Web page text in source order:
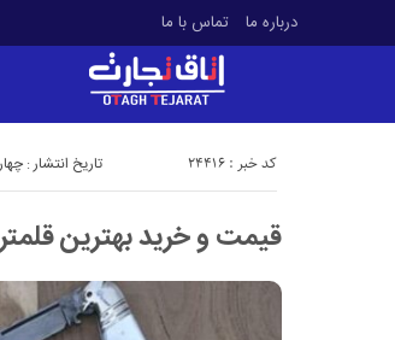
درباره ما تماس با ما
تاریخ انتشار : چهارشنبه 29 ژانویه کد خبر : 24416
قیمت و خرید بهترین